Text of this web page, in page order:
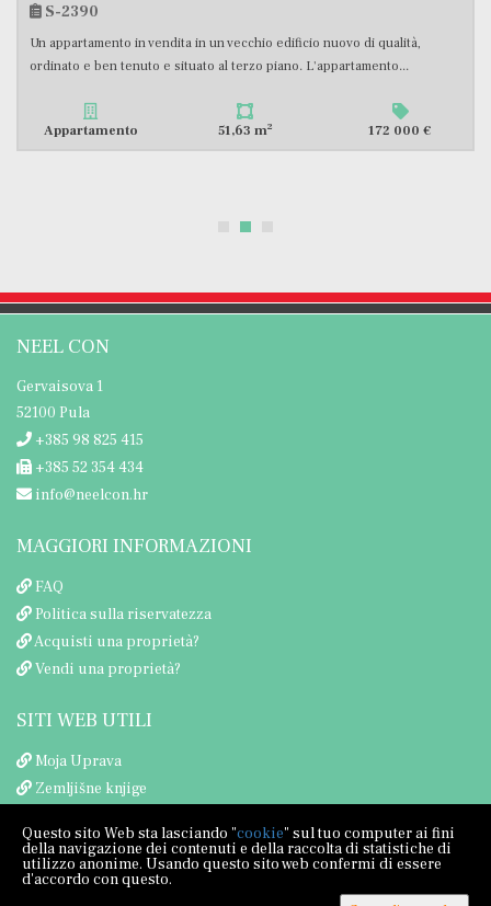
S-2370
In vendita un bellissimo appartamento in una posizione eccezionale nel
cuore della città, attualmente utilizzato con successo...
Appartamento 26,25 m2 166 000 €
NEEL CON
Gervaisova 1
52100 Pula
+385 98 825 415
+385 52 354 434
info@neelcon.hr
MAGGIORI INFORMAZIONI
FAQ
Politica sulla riservatezza
Acquisti una proprietà?
Vendi una proprietà?
SITI WEB UTILI
Moja Uprava
Zemljišne knjige
Questo sito Web sta lasciando "cookie" sul tuo computer ai fini
della navigazione dei contenuti e della raccolta di statistiche di
utilizzo anonime. Usando questo sito web confermi di essere
d'accordo con questo.